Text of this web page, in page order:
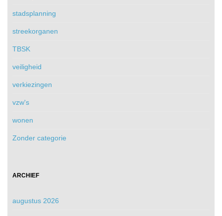
stadsplanning
streekorganen
TBSK
veiligheid
verkiezingen
vzw's
wonen
Zonder categorie
ARCHIEF
augustus 2026